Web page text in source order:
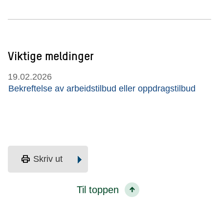
Viktige meldinger
19.02.2026
Bekreftelse av arbeidstilbud eller oppdragstilbud
print Skriv ut
Til toppen